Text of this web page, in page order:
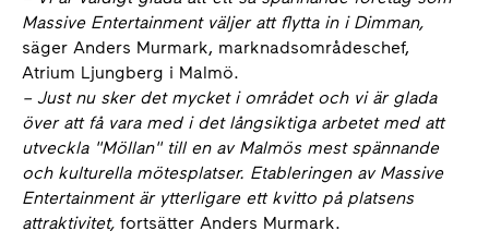
Massive Entertainment väljer att flytta in i Dimman,
säger Anders Murmark, marknadsområdeschef,
Atrium Ljungberg i Malmö.
– Just nu sker det mycket i området och vi är glada
över att få vara med i det långsiktiga arbetet med att
utveckla "Möllan" till en av Malmös mest spännande
och kulturella mötesplatser. Etableringen av Massive
Entertainment är ytterligare ett kvitto på platsens
attraktivitet, fortsätter Anders Murmark.